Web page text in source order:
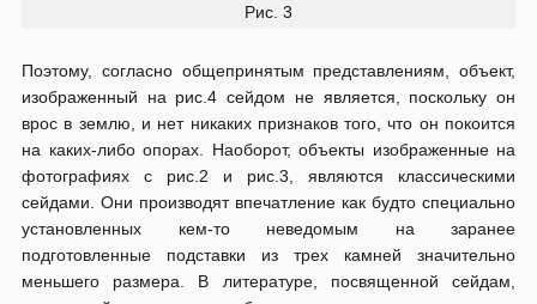
Рис. 3
Поэтому, согласно общепринятым представлениям, объект,
изображенный на рис.4 сейдом не является, поскольку он
врос в землю, и нет никаких признаков того, что он покоится
на каких-либо опорах. Наоборот, объекты изображенные на
фотографиях с рис.2 и рис.3, являются классическими
сейдами. Они производят впечатление как будто специально
установленных кем-то неведомым на заранее
подготовленные подставки из трех камней значительно
меньшего размера. В литературе, посвященной сейдам,